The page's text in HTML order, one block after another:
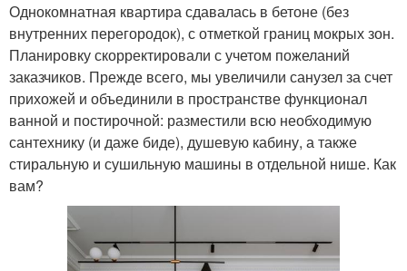
Однокомнатная квартира сдавалась в бетоне (без
внутренних перегородок), с отметкой границ мокрых зон.
Планировку скорректировали с учетом пожеланий
заказчиков. Прежде всего, мы увеличили санузел за счет
прихожей и объединили в пространстве функционал
ванной и постирочной: разместили всю необходимую
сантехнику (и даже биде), душевую кабину, а также
стиральную и сушильную машины в отдельной нише. Как
вам?